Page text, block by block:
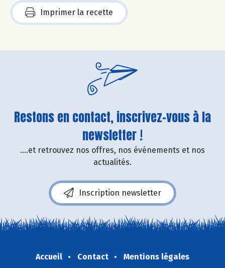
Imprimer la recette
Restons en contact, inscrivez-vous à la
newsletter !
....et retrouvez nos offres, nos événements et nos
actualités.
Inscription newsletter
Accueil Contact
Mentions légales